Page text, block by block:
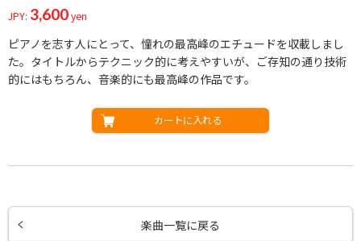
JPY: 3,600yen
ピアノを志す人にとって、憧れの最高峰のエチュードを収載しまし
た。タイトルからテクニック的に考えやすいが、ご存知の通り技術
的にはもちろん、音楽的にも最高峰の作品です。
カートに入れる
楽曲一覧に戻る